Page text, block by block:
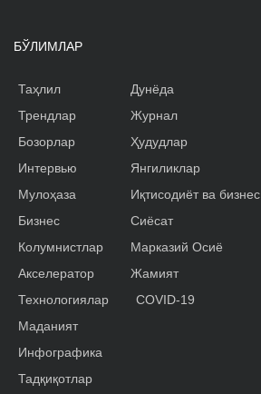
БЎЛИМЛАР
Таҳлил
Трендлар
Бозорлар
Интервью
Мулоҳаза
Бизнес
Колумнистлар
Акселератор
Дунёда
Журнал
Ҳудудлар
Янгиликлар
Иқтисодиёт ва бизнес
Сиёсат
Марказий Осиё
Жамият
Технологиялар
Маданият
Инфографика
Тадқиқотлар
COVID-19